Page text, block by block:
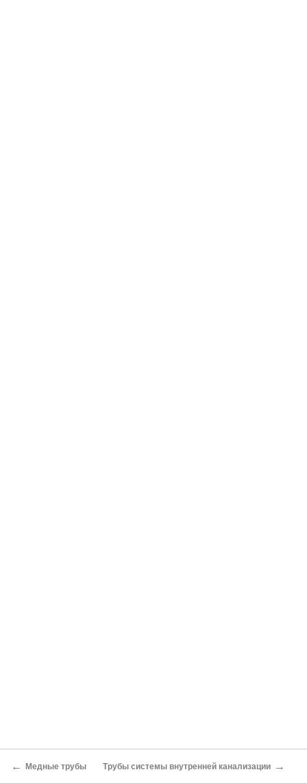
← Медные трубы Трубы системы внутренней канализации →